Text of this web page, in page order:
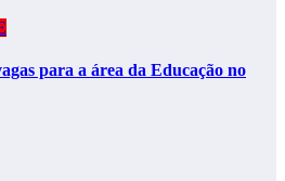
para a área da Educação no